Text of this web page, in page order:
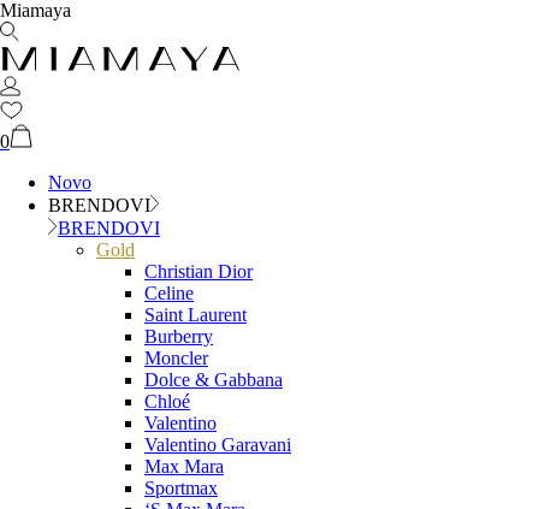
Miamaya
0
Novo
BRENDOVI
BRENDOVI
Gold
Christian Dior
Celine
Saint Laurent
Burberry
Moncler
Dolce & Gabbana
Chloé
Valentino
Valentino Garavani
Max Mara
Sportmax